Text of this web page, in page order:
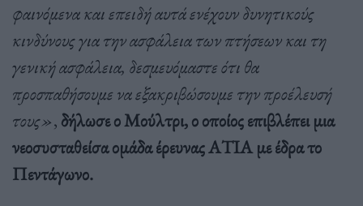
φαινόμενα και επειδή αυτά ενέχουν δυνητικούς
κινδύνους για την ασφάλεια των πτήσεων και τη
γενική ασφάλεια, δεσμευόμαστε ότι θα
προσπαθήσουμε να εξακριβώσουμε την προέλευσή
τους», δήλωσε ο Μούλτρι, ο οποίος επιβλέπει μια
νεοσυσταθείσα ομάδα έρευνας ΑΤΙΑ με έδρα το
Πεντάγωνο.